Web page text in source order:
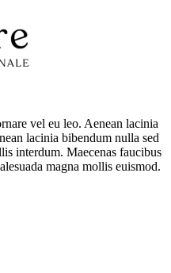
vel eu leo. Aenean lacinia
lacinia bibendum nulla sed
interdum. Maecenas faucibus
magna mollis euismod.